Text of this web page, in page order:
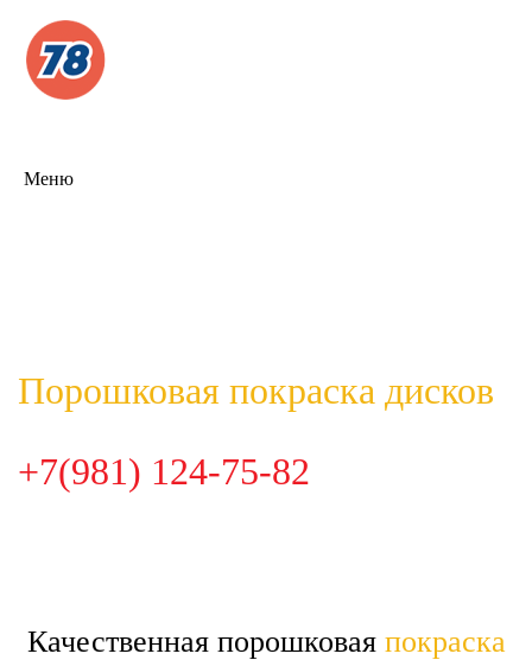
Меню
Порошковая покраска дисков
+7(981) 124-75-82
Качественная порошковая покраска